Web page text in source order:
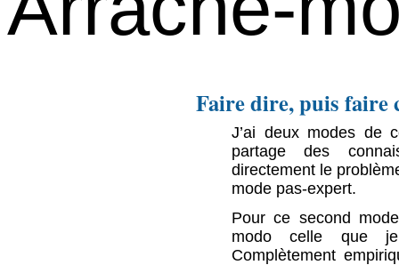
Faire dire, puis
J’ai deux modes de
partage des
directement le
mode pas-expert.
Pour ce second
modo celle que je
Complètement